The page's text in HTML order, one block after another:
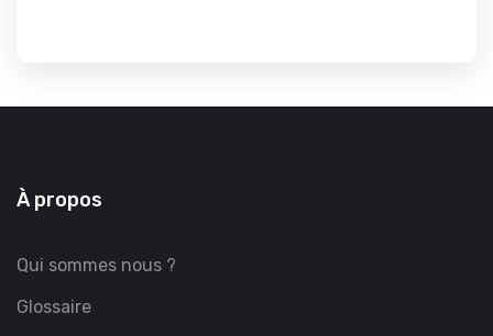
À propos
Qui sommes nous ?
Glossaire